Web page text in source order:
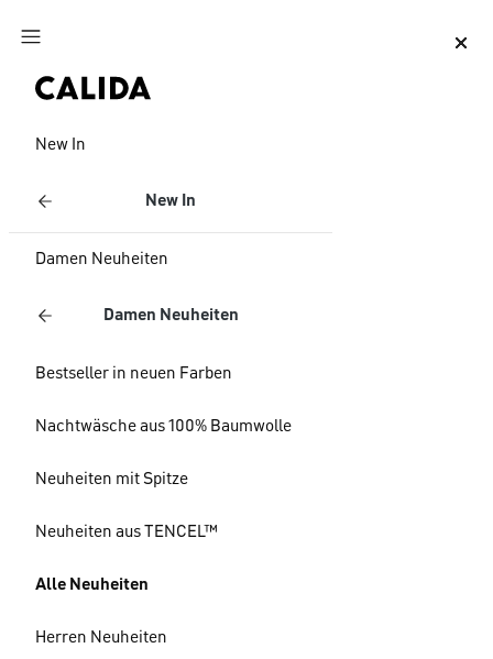
Zum Hauptinhalt springen
New In
New In
Damen Neuheiten
Damen Neuheiten
Bestseller in neuen Farben
Nachtwäsche aus 100% Baumwolle
Neuheiten mit Spitze
Neuheiten aus TENCEL™
Alle Neuheiten
Herren Neuheiten